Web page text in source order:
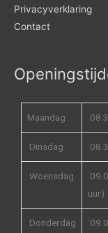
Privacyverklaring
Contact
Maandag
Dinsdag
Woensdag
uur)
Donderdag